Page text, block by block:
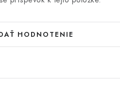
HODNOTENIE